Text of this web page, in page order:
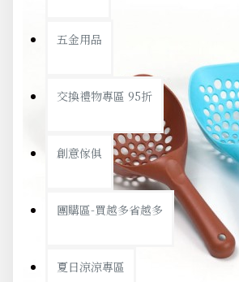
五金用品
交換禮物專區 95折
創意傢俱
團購區-買越多省越多
夏日涼涼專區